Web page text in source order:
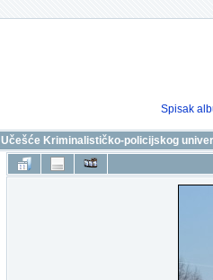
Spisak
Učešće Kriminalističko-policijskog